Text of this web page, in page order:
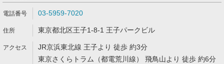
03-5959-7020
東京都北区王子1-8-1 王子パークビル
JR京浜東北線 王子より 徒歩 約3分
東京さくらトラム（都電荒川線） 飛鳥山より 徒歩 約6分